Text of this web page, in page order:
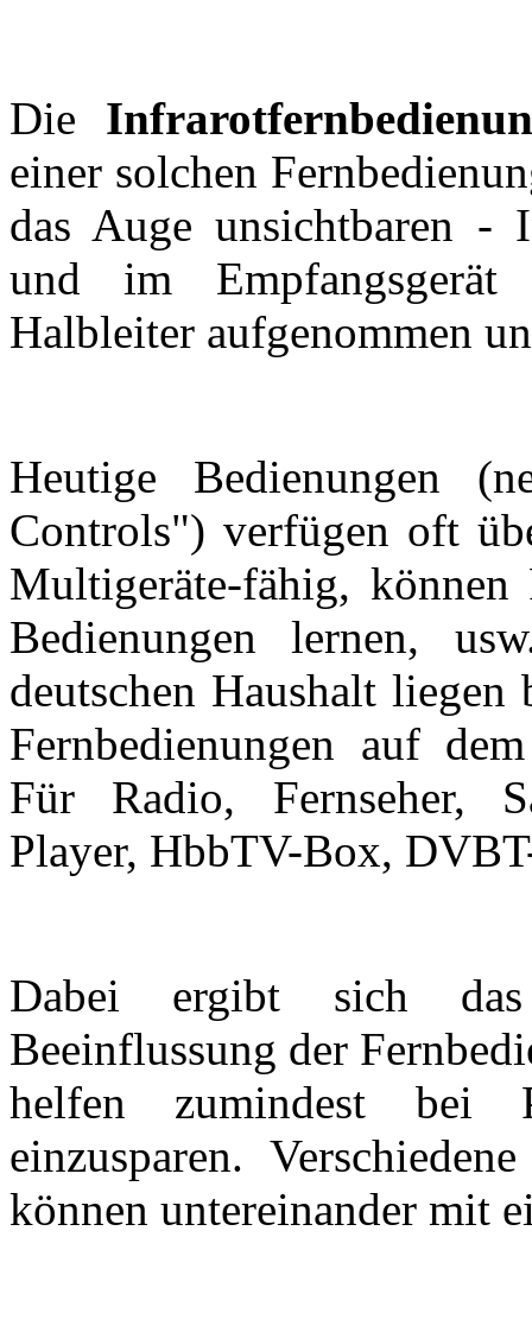
Die
einer solchen
das Auge unsichtbaren -
und im
Halbleiter aufgenommen
Heutige Bedienungen
Controls") verfügen oft
Multigeräte-fähig, können
Bedienungen lernen,
deutschen Haushalt
Fernbedienungen auf
Für Radio, Fernseher,
Player, HbbTV-Box,
Dabei ergibt sich das
Beeinflussung der
helfen zumindest bei
einzusparen.
können untereinander mit